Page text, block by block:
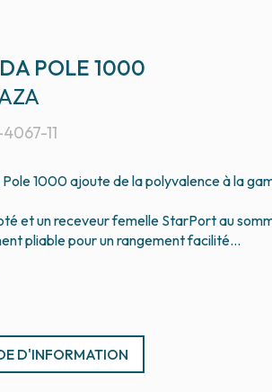
POLE 1000
11
1000 ajoute de la polyvalence à la
et un receveur femelle StarPort au
D'INFORMATION